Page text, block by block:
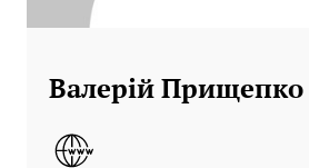
Валерій Прищепко